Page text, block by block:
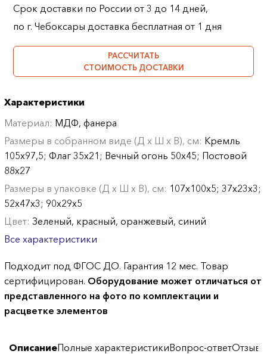
Срок доставки по России от 3 до 14 дней,
по г. Чебоксары доставка бесплатная от 1 дня
РАССЧИТАТЬ
СТОИМОСТЬ ДОСТАВКИ
Характеристики
Материал: МДФ, фанера
Размеры в собранном виде (Д х Ш х В), см: Кремль
105х97,5; Флаг 35х21; Вечный огонь 50х45; Постовой
88х27
Размеры в упаковке (Д х Ш х В), см: 107х100х5; 37х23х3;
52х47х3; 90х29х5
Цвет:Зеленый, красный, оранжевый, синий
Все характеристики
Подходит под ФГОС ДО. Гарантия 12 мес. Товар
сертифицирован. Оборудование может отличаться от
представленного на фото по комплектации и
расцветке элементов
ОписаниеПолные характеристикиВопрос-ответОтзывы